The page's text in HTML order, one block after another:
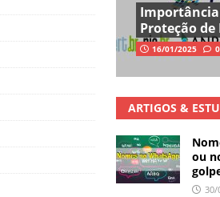
Importância
Proteção de
16/01/2025 0
ARTIGOS &
ou
30/